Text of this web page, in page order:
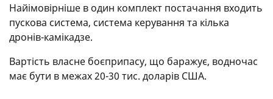
Найімовірніше в один комплект постачання входить
пускова система, система керування та кілька
дронів-камікадзе.
Вартість власне боєприпасу, що баражує, водночас
має бути в межах 20-30 тис. доларів США.